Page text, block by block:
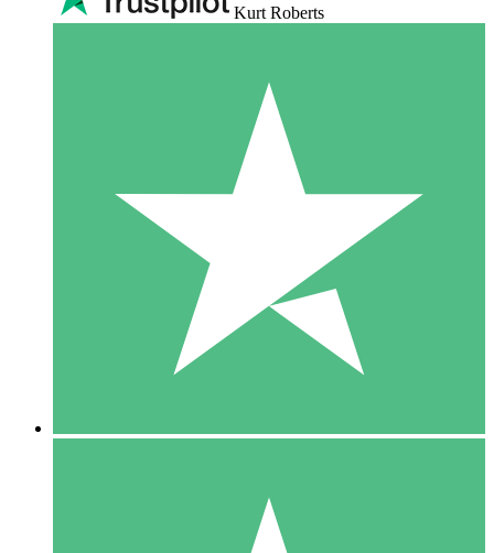
Kurt Roberts